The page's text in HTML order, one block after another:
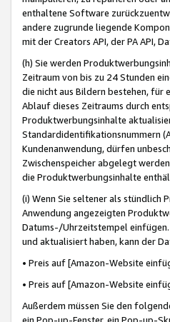
enthaltene Software
andere zugrunde liegende
mit der Creators API, der PA API,
(h) Sie werden
Zeitraum von bis zu 24 Stunden
die nicht aus Bildern bestehen, für
Ablauf dieses Zeitraums durch
Produktwerbungsinhalte
Standardidentifikationsnummern
Kundenanwendung, dürfen
Zwischenspeicher abgelegt
die Produktwerbungsinhalte
(i) Wenn Sie seltener als stündlich
Anwendung angezeigten
Datums-/Uhrzeitstempel einfügen.
und aktualisiert haben, kann der
• Preis auf [Amazon-Website
• Preis auf [Amazon-Website
Außerdem müssen Sie den
ein Pop-up-Fenster, ein Pop-up-